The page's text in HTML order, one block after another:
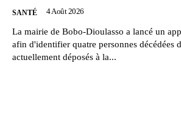
SANTÉ 4 Août 2026
La mairie de Bobo-Dioulasso a lancé un
afin d'identifier quatre personnes décédées
actuellement déposés à la...